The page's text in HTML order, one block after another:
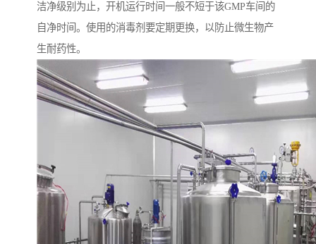
洁净级别为止，开机运行时间一般不短于该GMP车间的
自净时间。使用的消毒剂要定期更换，以防止微生物产
生耐药性。